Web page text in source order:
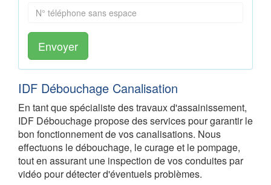
Envoyer
IDF Débouchage Canalisation
En tant que spécialiste des travaux d'assainissement,
IDF Débouchage propose des services pour garantir le
bon fonctionnement de vos canalisations. Nous
effectuons le débouchage, le curage et le pompage,
tout en assurant une inspection de vos conduites par
vidéo pour détecter d'éventuels problèmes.